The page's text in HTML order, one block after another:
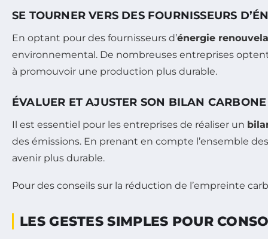
SE TOURNER VERS DES FOURNISSEURS
En optant pour des fournisseurs d’énergie
environnemental. De nombreuses entreprises
à promouvoir une production plus durable.
ÉVALUER ET AJUSTER SON BILAN CARBONE
Il est essentiel pour les entreprises de réaliser un
des émissions. En prenant en compte l’ensemble
avenir plus durable.
Pour des conseils sur la réduction de l’empreinte
LES GESTES SIMPLES POUR